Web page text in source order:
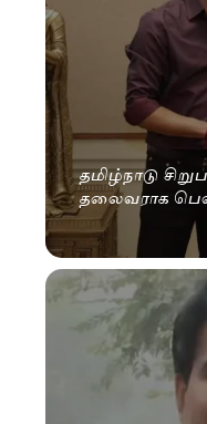
தமிழ்நாடு
தலைவராக